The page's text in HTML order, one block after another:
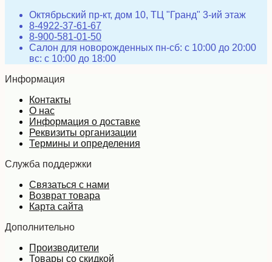
Октябрьский пр-кт, дом 10, ТЦ "Гранд" 3-ий этаж
8-4922-37-61-67
8-900-581-01-50
Салон для новорожденных пн-сб: с 10:00 до 20:00
вс: с 10:00 до 18:00
Информация
Контакты
О нас
Информация о доставке
Реквизиты организации
Термины и определения
Служба поддержки
Связаться с нами
Возврат товара
Карта сайта
Дополнительно
Производители
Товары со скидкой